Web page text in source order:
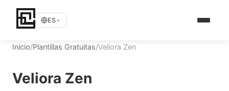
ES
Inicio/Plantillas Gratuitas/Veliora Zen
Veliora Zen